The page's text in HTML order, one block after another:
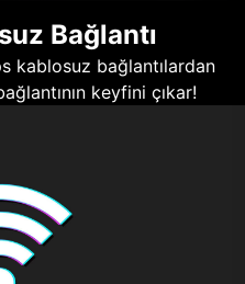
Bağlantı
kablosuz bağlantılardan
keyfini çıkar!